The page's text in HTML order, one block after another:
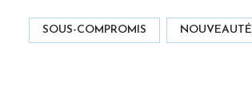
SOUS-COMPROMIS NOUVEAUTÉ